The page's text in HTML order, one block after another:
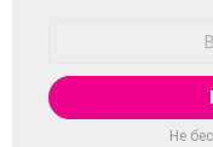
Не